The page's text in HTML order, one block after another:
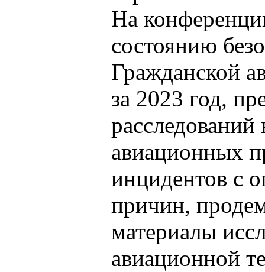
На
состоянию
Гражданской
за 2023 год,
авиационных
инцидентов с
причин,
материалы
авиационной